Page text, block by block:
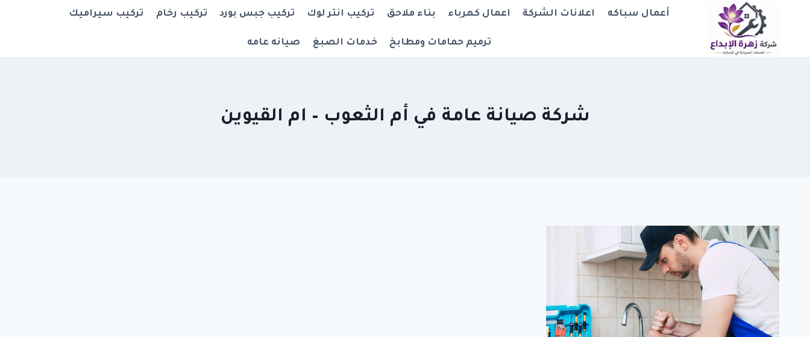
المحتوى
أعمال سباكه اعلانات الشركة اعمال كهرباء بناء ملاحق تركيب انتر لوك تركيب جبس بورد تركيب رخام تركيب سيراميك
ترميم حمامات ومطابخ خدمات الصبغ صيانه عامه
شركة صيانة عامة في أم الثعوب – ام القيوين